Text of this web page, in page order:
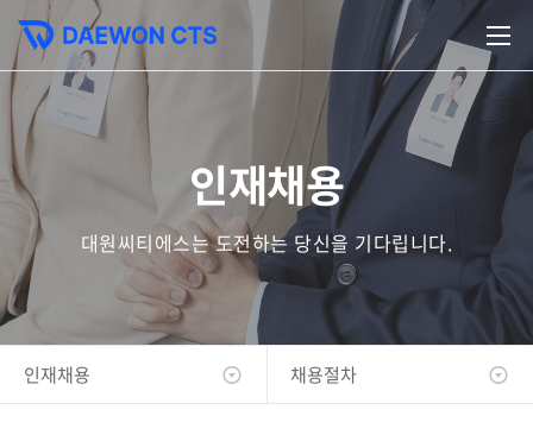
인재채용
대원씨티에스는 도전하는 당신을 기다립니다.
인재채용 채용절차